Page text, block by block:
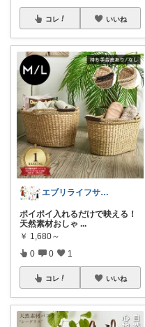
コレ いいね
エブリライフサポート✨便利にスマートに
ポイポイ入れるだけで映える！
天然素材おしゃ ...
￥ 1,680～
0 0 1
コレ いいね